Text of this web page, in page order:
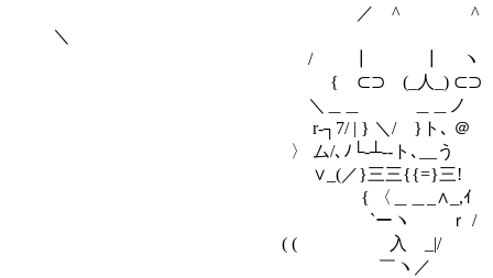
／ ^ ^
＼
/ ┃ ┃ ヽ
{ ⊂⊃ (_人_) ⊂⊃
＼＿＿ ＿＿ノ
r‐┐7/ | } ＼/ }ト､ ＠
〉 ム/､ﾉ└‐┴‐‐ト､__う
∨_(／}三三{{=}三!
{ 〈＿＿_∧_,ｲ
`ーヽ ｒ /
( ( 入 _|/
￣ヽ／